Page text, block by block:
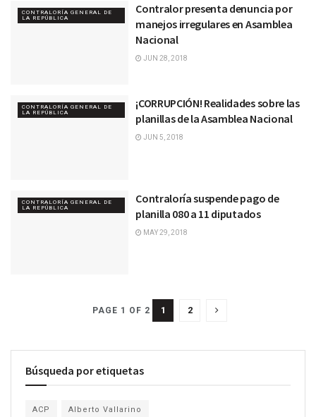
CONTRALORÍA GENERAL DE
LA REPÚBLICA
Contralor presenta denuncia por
manejos irregulares en Asamblea
Nacional
JUN 28, 2018
CONTRALORÍA GENERAL DE
LA REPÚBLICA
¡CORRUPCIÓN! Realidades sobre las
planillas de la Asamblea Nacional
JUN 5, 2018
CONTRALORÍA GENERAL DE
LA REPÚBLICA
Contraloría suspende pago de
planilla 080 a 11 diputados
MAY 29, 2018
PAGE 1 OF 2 1 2
Búsqueda por etiquetas
ACP Alberto Vallarino